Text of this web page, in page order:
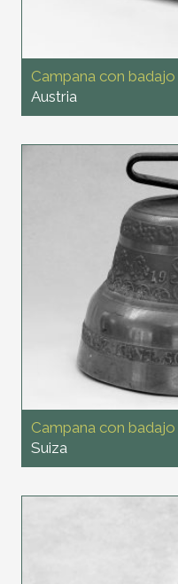
Campana con badajo
Austria
Campana con badajo
Suiza